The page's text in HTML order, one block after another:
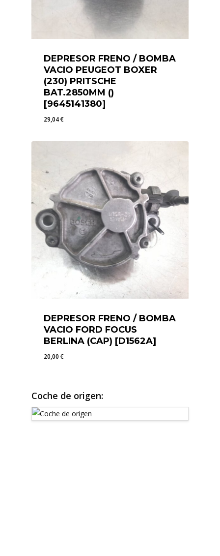
DEPRESOR FRENO / BOMBA
VACIO PEUGEOT BOXER
(230) PRITSCHE
BAT.2850MM ()
[9645141380]
29,04€
DEPRESOR FRENO / BOMBA
VACIO FORD FOCUS
BERLINA (CAP) [D1562A]
20,00€
Coche de origen: